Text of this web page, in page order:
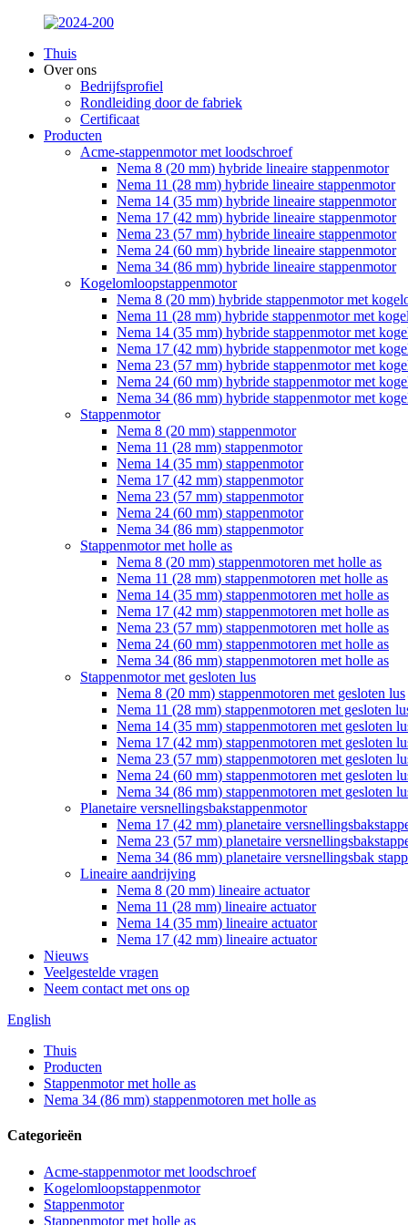
Thuis
Over ons
Bedrijfsprofiel
Rondleiding door de fabriek
Certificaat
Producten
Acme-stappenmotor met loodschroef
Nema 8 (20 mm) hybride lineaire stappenmotor
Nema 11 (28 mm) hybride lineaire stappenmotor
Nema 14 (35 mm) hybride lineaire stappenmotor
Nema 17 (42 mm) hybride lineaire stappenmotor
Nema 23 (57 mm) hybride lineaire stappenmotor
Nema 24 (60 mm) hybride lineaire stappenmotor
Nema 34 (86 mm) hybride lineaire stappenmotor
Kogelomloopstappenmotor
Nema 8 (20 mm) hybride stappenmotor met
Nema 11 (28 mm) hybride stappenmotor met
Nema 14 (35 mm) hybride stappenmotor met
Nema 17 (42 mm) hybride stappenmotor met
Nema 23 (57 mm) hybride stappenmotor met
Nema 24 (60 mm) hybride stappenmotor met
Nema 34 (86 mm) hybride stappenmotor met
Stappenmotor
Nema 8 (20 mm) stappenmotor
Nema 11 (28 mm) stappenmotor
Nema 14 (35 mm) stappenmotor
Nema 17 (42 mm) stappenmotor
Nema 23 (57 mm) stappenmotor
Nema 24 (60 mm) stappenmotor
Nema 34 (86 mm) stappenmotor
Stappenmotor met holle as
Nema 8 (20 mm) stappenmotoren met holle as
Nema 11 (28 mm) stappenmotoren met holle as
Nema 14 (35 mm) stappenmotoren met holle as
Nema 17 (42 mm) stappenmotoren met holle as
Nema 23 (57 mm) stappenmotoren met holle as
Nema 24 (60 mm) stappenmotoren met holle as
Nema 34 (86 mm) stappenmotoren met holle as
Stappenmotor met gesloten lus
Nema 8 (20 mm) stappenmotoren met gesloten lus
Nema 11 (28 mm) stappenmotoren met gesloten
Nema 14 (35 mm) stappenmotoren met gesloten
Nema 17 (42 mm) stappenmotoren met gesloten
Nema 23 (57 mm) stappenmotoren met gesloten
Nema 24 (60 mm) stappenmotoren met gesloten
Nema 34 (86 mm) stappenmotoren met gesloten
Planetaire versnellingsbakstappenmotor
Nema 17 (42 mm) planetaire
Nema 23 (57 mm) planetaire
Nema 34 (86 mm) planetaire versnellingsbak
Lineaire aandrijving
Nema 8 (20 mm) lineaire actuator
Nema 11 (28 mm) lineaire actuator
Nema 14 (35 mm) lineaire actuator
Nema 17 (42 mm) lineaire actuator
Nieuws
Veelgestelde vragen
Neem contact met ons op
English
Thuis
Producten
Stappenmotor met holle as
Nema 34 (86 mm) stappenmotoren met holle as
Categorieën
Acme-stappenmotor met loodschroef
Kogelomloopstappenmotor
Stappenmotor
Stappenmotor met holle as